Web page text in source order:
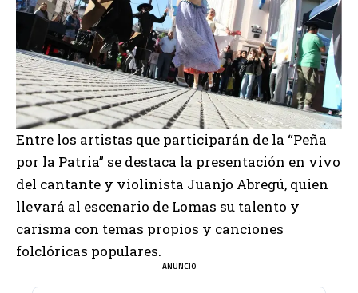
Entre los artistas que participarán de la “Peña
por la Patria” se destaca la presentación en vivo
del cantante y violinista Juanjo Abregú, quien
llevará al escenario de Lomas su talento y
carisma con temas propios y canciones
folclóricas populares.
ANUNCIO